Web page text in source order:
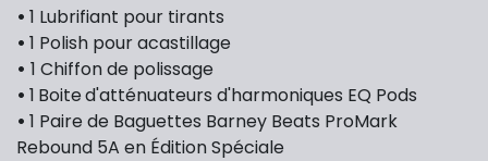
• 1 Lubrifiant pour tirants
• 1 Polish pour acastillage
• 1 Chiffon de polissage
• 1 Boited'atténuateurs d'harmoniques EQ Pods
• 1 Paire de Baguettes Barney Beats ProMark
Rebound 5A en Édition Spéciale